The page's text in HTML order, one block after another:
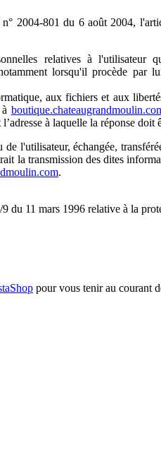
2004-801 du 6 août 2004,
relatives à l'utilisateur
lorsqu'il procède par
aux fichiers et aux
à laquelle la réponse doit
l'utilisateur, échangée,
la transmission des dites
.
du 11 mars 1996 relative à la
pour vous tenir au courant